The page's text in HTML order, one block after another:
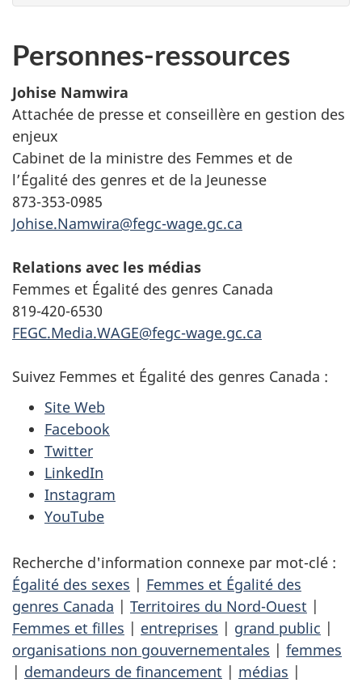
Personnes-ressources
Johise Namwira
Attachée de presse et conseillère en gestion des
enjeux
Cabinet de la ministre des Femmes et de
l’Égalité des genres et de la Jeunesse
873-353-0985
Johise.Namwira@fegc-wage.gc.ca
Relations avec les médias
Femmes et Égalité des genres Canada
819-420-6530
FEGC.Media.WAGE@fegc-wage.gc.ca
Suivez Femmes et Égalité des genres Canada :
Site Web
Facebook
Twitter
LinkedIn
Instagram
YouTube
Recherche d'information connexe par mot-clé :
Égalité des sexes | Femmes et Égalité des
genres Canada | Territoires du Nord-Ouest |
Femmes et filles | entreprises | grand public |
organisations non gouvernementales | femmes
| demandeurs de financement | médias |